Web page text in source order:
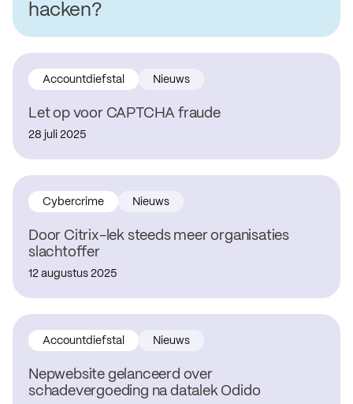
hacken?
Let op voor CAPTCHA fraude
Accountdiefstal Nieuws
28 juli 2025
Door Citrix-lek steeds meer organisaties
slachtoffer
Cybercrime Nieuws
12 augustus 2025
Nepwebsite gelanceerd over
schadevergoeding na datalek Odido
Accountdiefstal Nieuws